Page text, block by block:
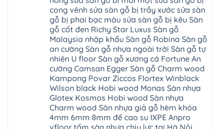
giang
Phượng
Thuận
Tràng
Đổng
Phòng
Xuyên
Phượng
Chuyên
Nẵng
Xuyên
Thanh
Minh
Hưng
Xuân
Phương
Nẵng
Long
Hưng
Hưng
charm
wood
hobiwood
kosmos
fukione
wilson
4mm
6mm
chống
nước
cong vênh sửa sàn gỗ bị trầy xước sửa sàn
gỗ bị phai bạc màu sửa sàn gỗ bị kêu Sàn
gỗ cốt đen Richy Star Luxus Sàn gỗ
Malaysia nhập khẩu Sàn gỗ Robina Sàn gỗ
an cường Sàn gỗ nhựa ngoài trời Sàn gỗ tự
nhiên U floor Sàn gỗ xương cá Fortune An
cường Camsan Egger Sàn gỗ Charm wood
Kampong Povar Ziccos Flortex Winblack
Wilson black Hobi wood Monas Sàn nhựa
Glotex Kosmos Hobi wood Sàn nhựa
Charm wood Sàn nhựa giả gỗ hèm khóa
4mm 6mm 8mm đế cao su IXPE Anpro